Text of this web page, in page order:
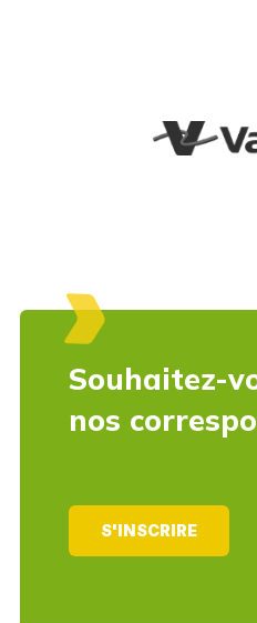
Souhaitez-
nos
S'INSCRIRE